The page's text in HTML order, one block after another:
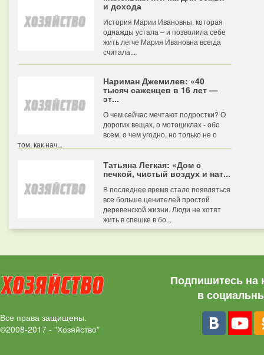
и дохода
История Марии Ивановны, которая
однажды устала – и позволила себе
жить легче Мария Ивановна всегда
считала...
Нариман Джемилев: «40
тысяч саженцев в 16 лет —
эт...
О чем сейчас мечтают подростки? О
дорогих вещах, о мотоциклах - обо
всем, о чем угодно, но только не о
том, как нач...
Татьяна Легкая: «Дом с
печкой, чистый воздух и нат...
В последнее время стало появляться
все больше ценителей простой
деревенской жизни. Люди не хотят
жить в спешке в бо...
Все права защищены.
©2008-2017 - "Хозяйство"
Подпишитесь на
в